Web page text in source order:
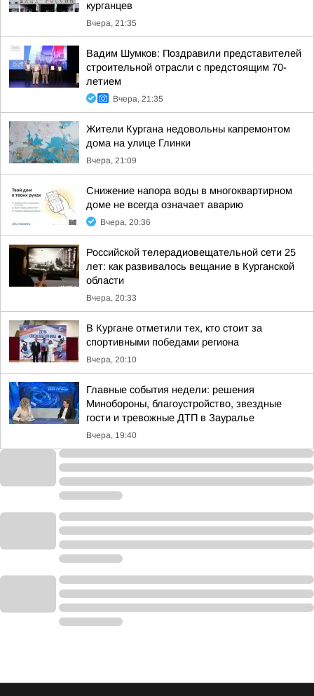
курганцев
Вчера, 21:35
Вадим Шумков: Поздравили представителей
строительной отрасли с предстоящим 70-
летием
Вчера, 21:35
Жители Кургана недовольны капремонтом
дома на улице Глинки
Вчера, 21:09
Снижение напора воды в многоквартирном
доме не всегда означает аварию
Вчера, 20:36
Российской телерадиовещательной сети 25
лет: как развивалось вещание в Курганской
области
Вчера, 20:33
В Кургане отметили тех, кто стоит за
спортивными победами региона
Вчера, 20:10
Главные события недели: решения
Минобороны, благоустройство, звездные
гости и тревожные ДТП в Зауралье
Вчера, 19:40